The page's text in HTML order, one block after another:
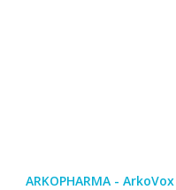
ARKOPHARMA -